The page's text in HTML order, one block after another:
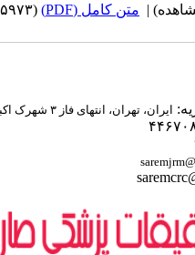
| متن کامل (PDF) (۵۹۷۳ دریافت)
ایران، تهران، انتهای فاز ۳ شهرک اکباتان، بیمارستان فوق تخصصی صارم